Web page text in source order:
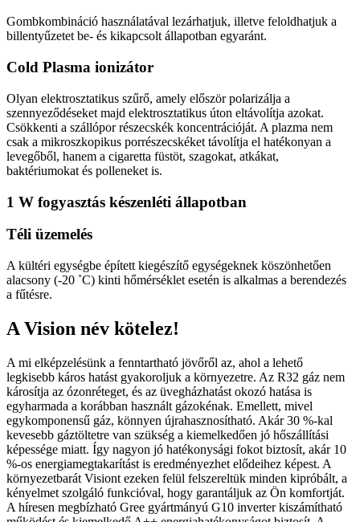
Gombkombináció használatával lezárhatjuk, illetve feloldhatjuk a
billentyűzetet be- és kikapcsolt állapotban egyaránt.
Cold Plasma ionizátor
Olyan elektrosztatikus szűrő, amely először polarizálja a
szennyeződéseket majd elektrosztatikus úton eltávolítja azokat.
Csökkenti a szállópor részecskék koncentrációját. A plazma nem
csak a mikroszkopikus porrészecskéket távolítja el hatékonyan a
levegőből, hanem a cigaretta füstöt, szagokat, atkákat,
baktériumokat és polleneket is.
1 W fogyasztás készenléti állapotban
Téli üzemelés
A kültéri egységbe épített kiegészítő egységeknek köszönhetően
alacsony (-20 ˚C) kinti hőmérséklet esetén is alkalmas a berendezés
a fűtésre.
A Vision név kötelez!
A mi elképzelésünk a fenntartható jövőről az, ahol a lehető
legkisebb káros hatást gyakoroljuk a környezetre. Az R32 gáz nem
károsítja az ózonréteget, és az üvegházhatást okozó hatása is
egyharmada a korábban használt gázokénak. Emellett, mivel
egykomponensű gáz, könnyen újrahasznosítható. Akár 30 %-kal
kevesebb gáztöltetre van szükség a kiemelkedően jó hőszállítási
képessége miatt. Így nagyon jó hatékonysági fokot biztosít, akár 10
%-os energiamegtakarítást is eredményezhet elődeihez képest. A
környezetbarát Visiont ezeken felül felszereltük minden kipróbált, a
kényelmet szolgáló funkcióval, hogy garantáljuk az Ön komfortját.
A híresen megbízható Gree gyártmányú G10 inverter kiszámítható